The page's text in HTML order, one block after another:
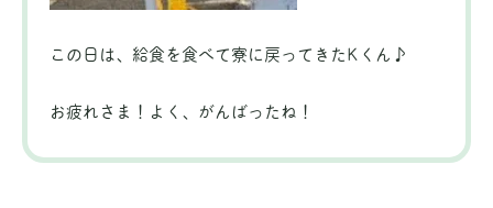
この日は、給食を食べて寮に戻ってきたKくん♪
お疲れさま！よく、がんばったね！